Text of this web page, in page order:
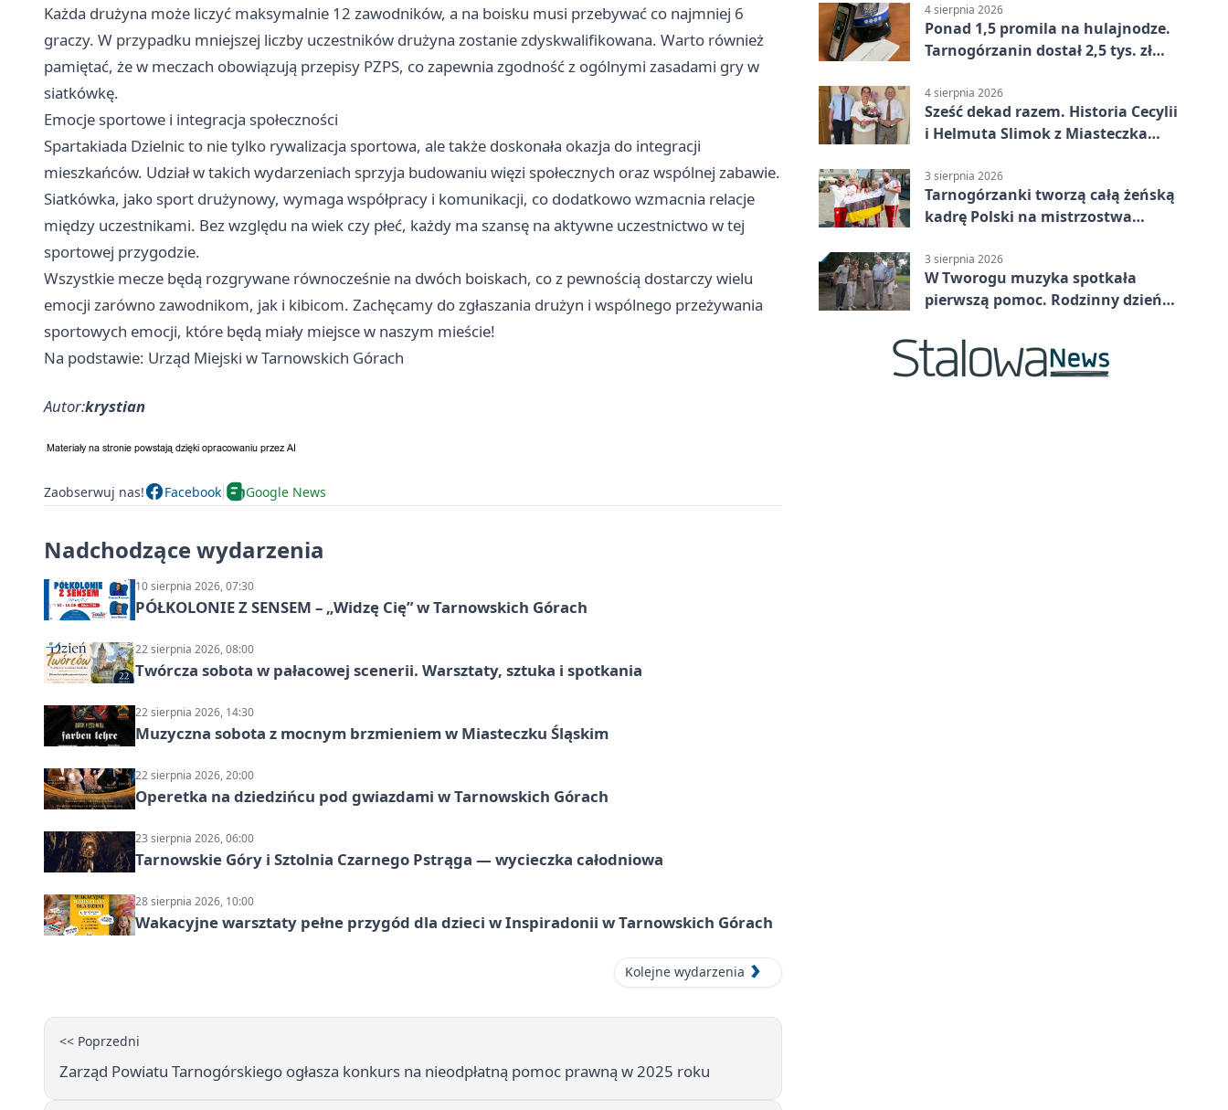
Każda drużyna może liczyć maksymalnie 12 zawodników, a na boisku musi przebywać co najmniej 6
graczy. W przypadku mniejszej liczby uczestników drużyna zostanie zdyskwalifikowana. Warto również
pamiętać, że w meczach obowiązują przepisy PZPS, co zapewnia zgodność z ogólnymi zasadami gry w
siatkówkę.
Emocje sportowe i integracja społeczności
Spartakiada Dzielnic to nie tylko rywalizacja sportowa, ale także doskonała okazja do integracji
mieszkańców. Udział w takich wydarzeniach sprzyja budowaniu więzi społecznych oraz wspólnej zabawie.
Siatkówka, jako sport drużynowy, wymaga współpracy i komunikacji, co dodatkowo wzmacnia relacje
między uczestnikami. Bez względu na wiek czy płeć, każdy ma szansę na aktywne uczestnictwo w tej
sportowej przygodzie.
Wszystkie mecze będą rozgrywane równocześnie na dwóch boiskach, co z pewnością dostarczy wielu
emocji zarówno zawodnikom, jak i kibicom. Zachęcamy do zgłaszania drużyn i wspólnego przeżywania
sportowych emocji, które będą miały miejsce w naszym mieście!
Na podstawie: Urząd Miejski w Tarnowskich Górach
Autor:krystian
Zaobserwuj nas! Facebook Google News
Nadchodzące wydarzenia
10 sierpnia 2026, 07:30
PÓŁKOLONIE Z SENSEM – „Widzę Cię” w Tarnowskich Górach
22 sierpnia 2026, 08:00
Twórcza sobota w pałacowej scenerii. Warsztaty, sztuka i spotkania
22 sierpnia 2026, 14:30
Muzyczna sobota z mocnym brzmieniem w Miasteczku Śląskim
22 sierpnia 2026, 20:00
Operetka na dziedzińcu pod gwiazdami w Tarnowskich Górach
23 sierpnia 2026, 06:00
Tarnowskie Góry i Sztolnia Czarnego Pstrąga — wycieczka całodniowa
28 sierpnia 2026, 10:00
Wakacyjne warsztaty pełne przygód dla dzieci w Inspiradonii w Tarnowskich Górach
Kolejne wydarzenia
<< Poprzedni
Zarząd Powiatu Tarnogórskiego ogłasza konkurs na nieodpłatną pomoc prawną w 2025 roku
4 sierpnia 2026
Ponad 1,5 promila na hulajnodze.
Tarnogórzanin dostał 2,5 tys. zł
4 sierpnia 2026
Sześć dekad razem. Historia Cecylii
i Helmuta Slimok z Miasteczka
3 sierpnia 2026
Tarnogórzanki tworzą całą żeńską
kadrę Polski na mistrzostwa
3 sierpnia 2026
W Tworogu muzyka spotkała
pierwszą pomoc. Rodzinny dzień